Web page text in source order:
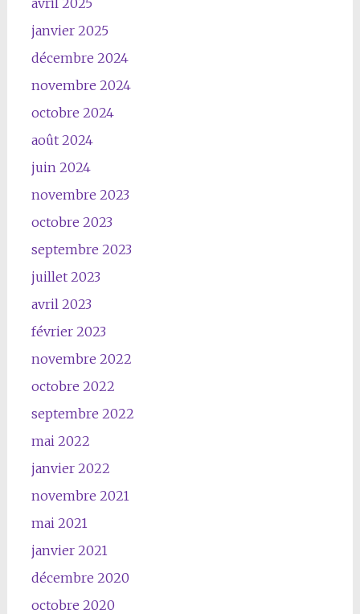
avril 2025
janvier 2025
décembre 2024
novembre 2024
octobre 2024
août 2024
juin 2024
novembre 2023
octobre 2023
septembre 2023
juillet 2023
avril 2023
février 2023
novembre 2022
octobre 2022
septembre 2022
mai 2022
janvier 2022
novembre 2021
mai 2021
janvier 2021
décembre 2020
octobre 2020